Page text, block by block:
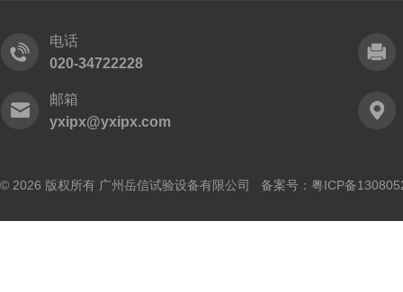
电话
020-34722228
邮箱
yxipx@yxipx.com
© 2026 版权所有 广州岳信试验设备有限公司 备案号： 粤ICP备